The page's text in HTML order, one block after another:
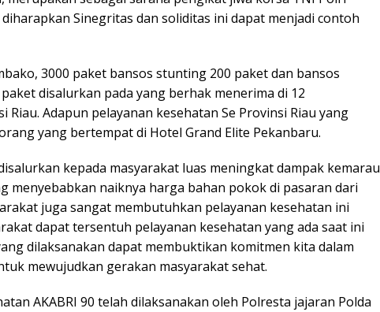
diharapkan Sinegritas dan soliditas ini dapat menjadi contoh
3000 paket bansos stunting 200 paket dan bansos
disalurkan pada yang berhak menerima di 12
Riau. Adapun pelayanan kesehatan Se Provinsi Riau yang
yang bertempat di Hotel Grand Elite Pekanbaru.
kepada masyarakat luas meningkat dampak kemarau
menyebabkan naiknya harga bahan pokok di pasaran dari
juga sangat membutuhkan pelayanan kesehatan ini
dapat tersentuh pelayanan kesehatan yang ada saat ini
dilaksanakan dapat membuktikan komitmen kita dalam
mewujudkan gerakan masyarakat sehat.
AKABRI 90 telah dilaksanakan oleh Polresta jajaran Polda